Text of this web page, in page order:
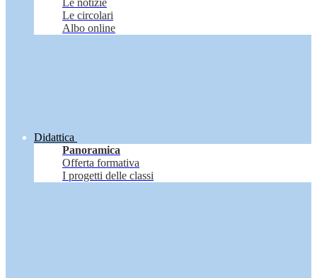
Le notizie
Le circolari
Albo online
Didattica
Panoramica
Offerta formativa
I progetti delle classi